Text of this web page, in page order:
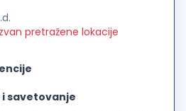
pretražene lokacije
savetovanje